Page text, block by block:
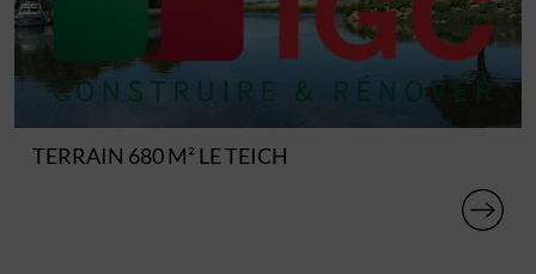
TERRAIN 680 M² LE TEICH